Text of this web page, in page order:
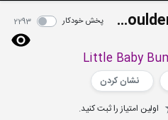
Head Shoulders Knees and Toes 2 پخش خودکار 2293
نشان کردن
اولین امتیاز را ثبت کنید.